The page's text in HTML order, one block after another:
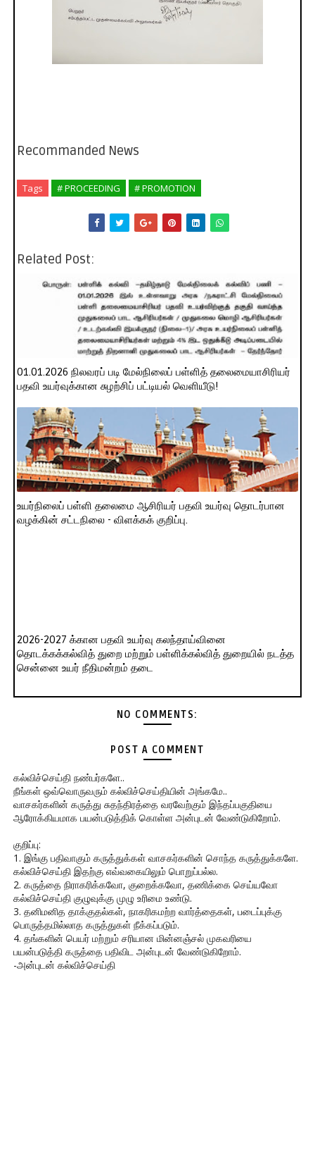
Recommanded News
Tags # PROCEEDING # PROMOTION
Related Post:
01.01.2026 நிலவரப் படி மேல்நிலைப் பள்ளித் தலைமையாசிரியர்
பதவி உயர்வுக்கான சுழற்சிப் பட்டியல் வெளியீடு!
உயர்நிலைப் பள்ளி தலைமை ஆசிரியர் பதவி உயர்வு தொடர்பான
வழக்கின் சட்டநிலை - விளக்கக் குறிப்பு.
2026-2027 க்கான பதவி உயர்வு கலந்தாய்வினை
தொடக்கக்கல்வித் துறை மற்றும் பள்ளிக்கல்வித் துறையில் நடத்த
சென்னை உயர் நீதிமன்றம் தடை
NO COMMENTS:
POST A COMMENT
கல்விச்செய்தி நண்பர்களே..
நீங்கள் ஒவ்வொருவரும் கல்விச்செய்தியின் அங்கமே..
வாசகர்களின் கருத்து சுதந்திரத்தை வரவேற்கும் இந்தப்பகுதியை
ஆரோக்கியமாக பயன்படுத்திக் கொள்ள அன்புடன் வேண்டுகிறோம்.
குறிப்பு:
1. இங்கு பதிவாகும் கருத்துக்கள் வாசகர்களின் சொந்த கருத்துக்களே.
கல்விச்செய்தி இதற்கு எவ்வகையிலும் பொறுப்பல்ல.
2. கருத்தை நிராகரிக்கவோ, குறைக்கவோ, தணிக்கை செய்யவோ
கல்விச்செய்தி குழுவுக்கு முழு உரிமை உண்டு.
3. தனிமனித தாக்குதல்கள், நாகரிகமற்ற வார்த்தைகள், படைப்புக்கு
பொருத்தமில்லாத கருத்துகள் நீக்கப்படும்.
4. தங்களின் பெயர் மற்றும் சரியான மின்னஞ்சல் முகவரியை
பயன்படுத்தி கருத்தை பதிவிட அன்புடன் வேண்டுகிறோம்.
-அன்புடன் கல்விச்செய்தி